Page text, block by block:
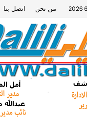
من نحن اتصل بنا